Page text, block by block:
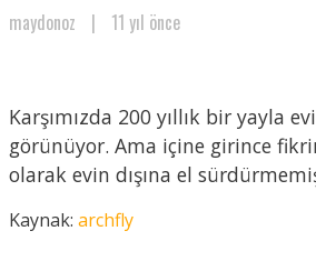
maydonoz | 11 yıl önce
Karşımızda 200 yıllık bir yayla
görünüyor. Ama içine girince
olarak evin dışına el
Kaynak: archfly